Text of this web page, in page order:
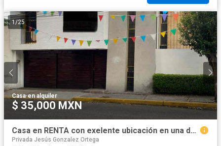
1/25
Casa·en alquiler
$ 35,000 MXN
Casa en RENTA con exelente ubicación en una de las mejores zonas de Toluca.
Privada Jesús Gonzalez Ortega